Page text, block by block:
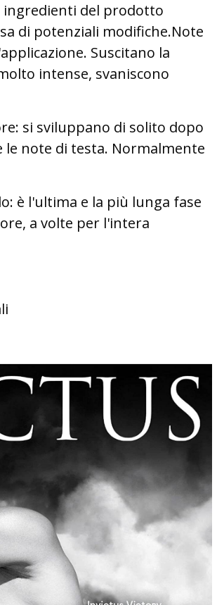
ingredienti del prodotto
di potenziali modifiche.Note
Suscitano la
intense, svaniscono
si sviluppano di solito dopo
note di testa. Normalmente
è l'ultima e la più lunga fase
a volte per l'intera